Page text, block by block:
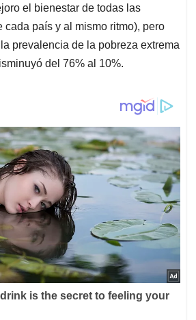
el bienestar de todas las
cada país y al mismo ritmo), pero
prevalencia de la pobreza extrema
del 76% al 10%.